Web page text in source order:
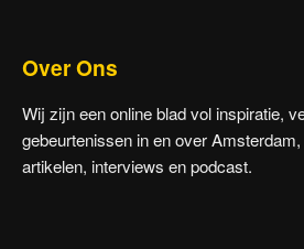
Over Ons
Wij zijn een online blad vol inspiratie,
gebeurtenissen in en over
artikelen, interviews en podcast.